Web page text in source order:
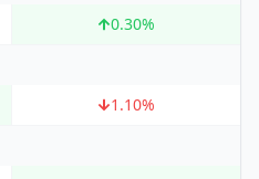
0.30%
1.10%